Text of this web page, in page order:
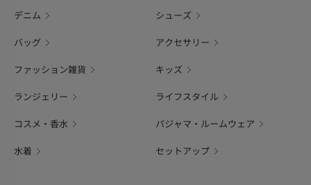
デニム シューズ
バッグ アクセサリー
ファッション雑貨 キッズ
ランジェリー ライフスタイル
コスメ・香水 パジャマ・ルームウェア
水着 セットアップ